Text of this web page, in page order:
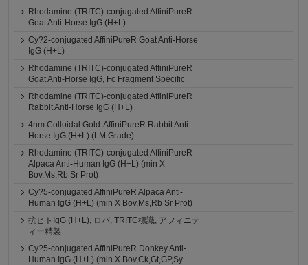
Rhodamine (TRITC)-conjugated AffiniPureR
Goat Anti-Horse IgG (H+L)
Cy?2-conjugated AffiniPureR Goat Anti-Horse
IgG (H+L)
Rhodamine (TRITC)-conjugated AffiniPureR
Goat Anti-Horse IgG, Fc Fragment Specific
Rhodamine (TRITC)-conjugated AffiniPureR
Rabbit Anti-Horse IgG (H+L)
4nm Colloidal Gold-AffiniPureR Rabbit Anti-
Horse IgG (H+L) (LM Grade)
Rhodamine (TRITC)-conjugated AffiniPureR
Alpaca Anti-Human IgG (H+L) (min X
Bov,Ms,Rb Sr Prot)
Cy?5-conjugated AffiniPureR Alpaca Anti-
Human IgG (H+L) (min X Bov,Ms,Rb Sr Prot)
抗ヒトIgG (H+L), ロバ, TRITC標識, アフィニテ
ィー精製
Cy?5-conjugated AffiniPureR Donkey Anti-
Human IgG (H+L) (min X Bov,Ck,Gt,GP,Sy